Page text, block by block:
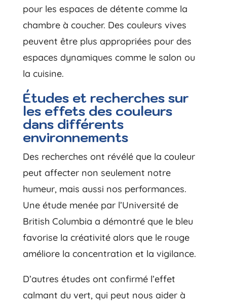
pour les espaces de détente comme la
chambre à coucher. Des couleurs vives
peuvent être plus appropriées pour des
espaces dynamiques comme le salon ou
la cuisine.
Études et recherches sur
les effets des couleurs
dans différents
environnements
Des recherches ont révélé que la couleur
peut affecter non seulement notre
humeur, mais aussi nos performances.
Une étude menée par l’Université de
British Columbia a démontré que le bleu
favorise la créativité alors que le rouge
améliore la concentration et la vigilance.
D’autres études ont confirmé l’effet
calmant du vert, qui peut nous aider à